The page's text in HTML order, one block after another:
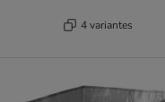
4 variantes